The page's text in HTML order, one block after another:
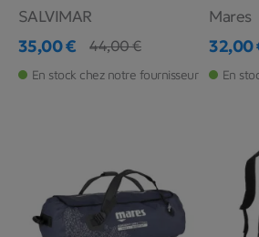
SALVIMAR
Prix
35,00 €
Prix de base
44,00 €
En stock chez notre fournisseur
Mares
Prix
32,00
Prix de
En